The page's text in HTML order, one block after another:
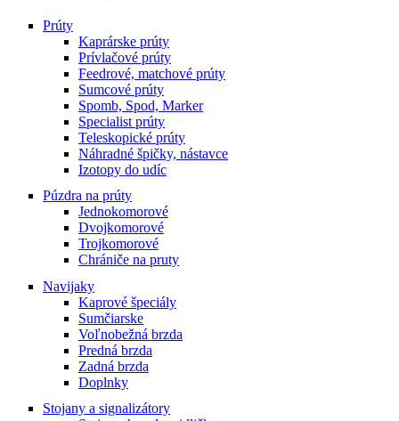
Prúty
Kaprárske prúty
Prívlačové prúty
Feedrové, matchové prúty
Sumcové prúty
Spomb, Spod, Marker
Specialist prúty
Teleskopické prúty
Náhradné špičky, nástavce
Izotopy do udíc
Púzdra na prúty
Jednokomorové
Dvojkomorové
Trojkomorové
Chrániče na pruty
Navijaky
Kaprové špeciály
Sumčiarske
Voľnobežná brzda
Predná brzda
Zadná brzda
Doplnky
Stojany a signalizátory